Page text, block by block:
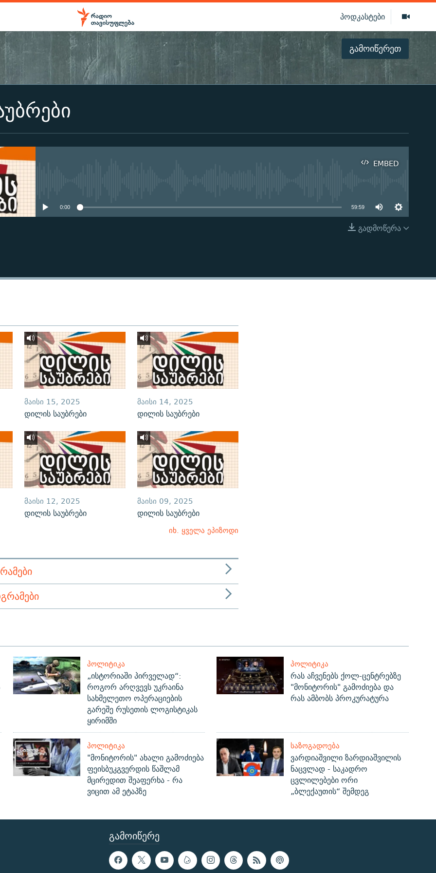
პოდკასტები
გამოიწერეთ
ᲒᲐᲛᲝᲘᲬᲔᲠᲔᲗ
გამოიწერეთ
EMBED
EMBED
0:00 59:59
გადმოწერა
ᲛᲐᲘᲡᲘ 15, 2025
დილის საუბრები
ᲛᲐᲘᲡᲘ 14, 2025
დილის საუბრები
ᲛᲐᲘᲡᲘ 12, 2025
დილის საუბრები
ᲛᲐᲘᲡᲘ 09, 2025
დილის საუბრები
იხ. ყველა ეპიზოდი
ᲞᲝᲚᲘᲢᲘᲙᲐ
„ისტორიაში პირველად“:
როგორ არღვევს უკრაინა
სახმელეთო ოპერაციების
გარეშე რუსეთის ლოგისტიკას
ყირიმში
ᲞᲝᲚᲘᲢᲘᲙᲐ
რას აჩვენებს ქოლ-ცენტრებზე
"მონიტორის" გამოძიება და
რას ამბობს პროკურატურა
ᲞᲝᲚᲘᲢᲘᲙᲐ
"მონიტორის" ახალი გამოძიება
ფეისბუკგვერდის წაშლამ
მცირედით შეაფერხა - რა
ვიცით ამ ეტაპზე
ᲡᲐᲖᲝᲒᲐᲓᲝᲔᲑᲐ
ვარდიაშვილი ზარდიაშვილის
ნაცვლად - საკადრო
ცვლილებები ორი
„ბლექაუთის“ შემდეგ
ᲒᲐᲛᲝᲘᲬᲔᲠᲔ